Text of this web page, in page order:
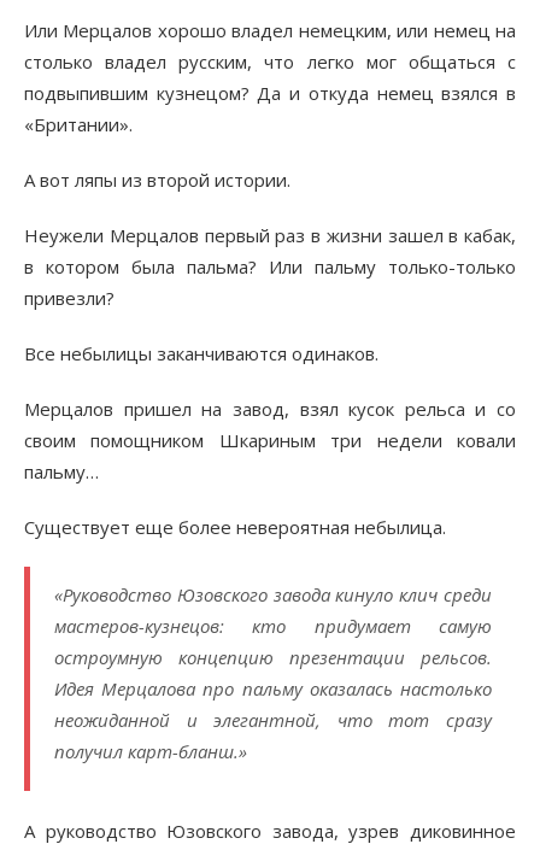
Или Мерцалов хорошо владел немецким, или немец на
столько владел русским, что легко мог общаться с
подвыпившим кузнецом? Да и откуда немец взялся в
«Британии».
А вот ляпы из второй истории.
Неужели Мерцалов первый раз в жизни зашел в кабак,
в котором была пальма? Или пальму только-только
привезли?
Все небылицы заканчиваются одинаков.
Мерцалов пришел на завод, взял кусок рельса и со
своим помощником Шкариным три недели ковали
пальму…
Существует еще более невероятная небылица.
«Руководство Юзовского завода кинуло клич среди
мастеров-кузнецов: кто придумает самую
остроумную концепцию презентации рельсов.
Идея Мерцалова про пальму оказалась настолько
неожиданной и элегантной, что тот сразу
получил карт-бланш.»
А руководство Юзовского завода, узрев диковинное